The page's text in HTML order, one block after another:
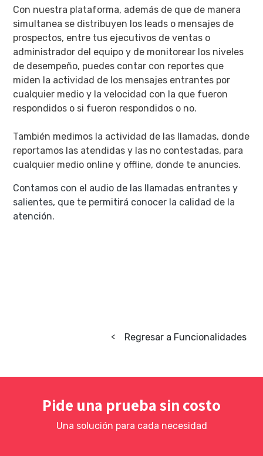
Con nuestra plataforma, además de que de manera
simultanea se distribuyen los leads o mensajes de
prospectos, entre tus ejecutivos de ventas o
administrador del equipo y de monitorear los niveles
de desempeño, puedes contar con reportes que
miden la actividad de los mensajes entrantes por
cualquier medio y la velocidad con la que fueron
respondidos o si fueron respondidos o no.
También medimos la actividad de las llamadas, donde
reportamos las atendidas y las no contestadas, para
cualquier medio online y offline, donde te anuncies.
Contamos con el audio de las llamadas entrantes y
salientes, que te permitirá conocer la calidad de la
atención.
< Regresar a Funcionalidades
Pide una prueba sin costo
Una solución para cada necesidad